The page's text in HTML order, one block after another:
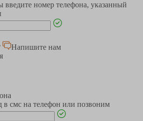
введите номер телефона, указанный
Напишите нам
смс на телефон или позвоним